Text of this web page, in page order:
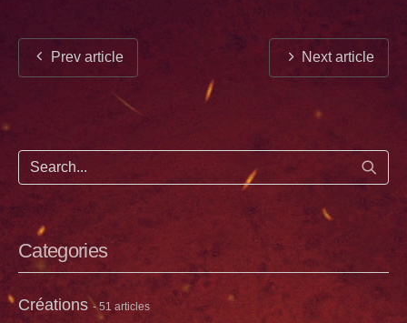
Prev article Next article
Categories
Créations- 51 articles